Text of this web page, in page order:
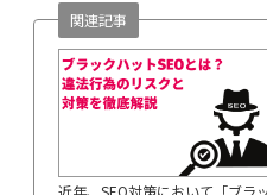
関連記事